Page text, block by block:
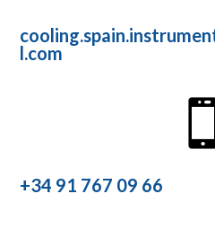
l.com

+34 91 767 09 66